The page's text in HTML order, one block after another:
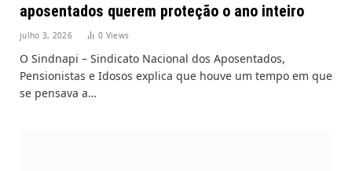
aposentados querem proteção o ano inteiro
julho 3, 2026 0 Views
O Sindnapi – Sindicato Nacional dos Aposentados,
Pensionistas e Idosos explica que houve um tempo em que
se pensava a…